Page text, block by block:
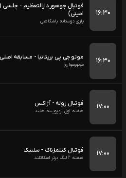
۱۶:۳۰
فوتبال جوهور دارالتعظیم -
امینی)
بازی دوستانه باشگاهی
۱۶:۳۰ موتو جی پی بریتانیا - مسابقه اصلی
موتورسواری
۱۷:۰۰ فوتبال زوله - آژاکس
هفته اول اردیویسه هلند
۱۷:۰۰ فوتبال کیلمارناک - سلتیک
هفته 2 لیگ برتر اسکاتلند